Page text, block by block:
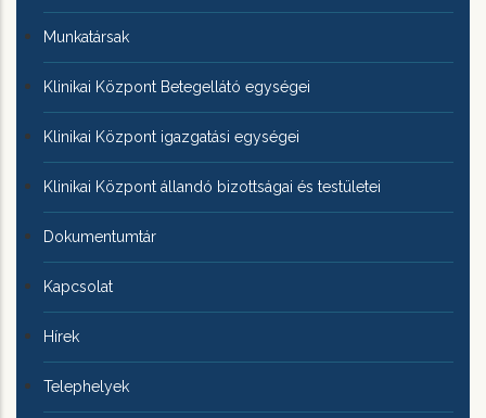
Munkatársak
Klinikai Központ Betegellátó egységei
Klinikai Központ igazgatási egységei
Klinikai Központ állandó bizottságai és testületei
Dokumentumtár
Kapcsolat
Hírek
Telephelyek